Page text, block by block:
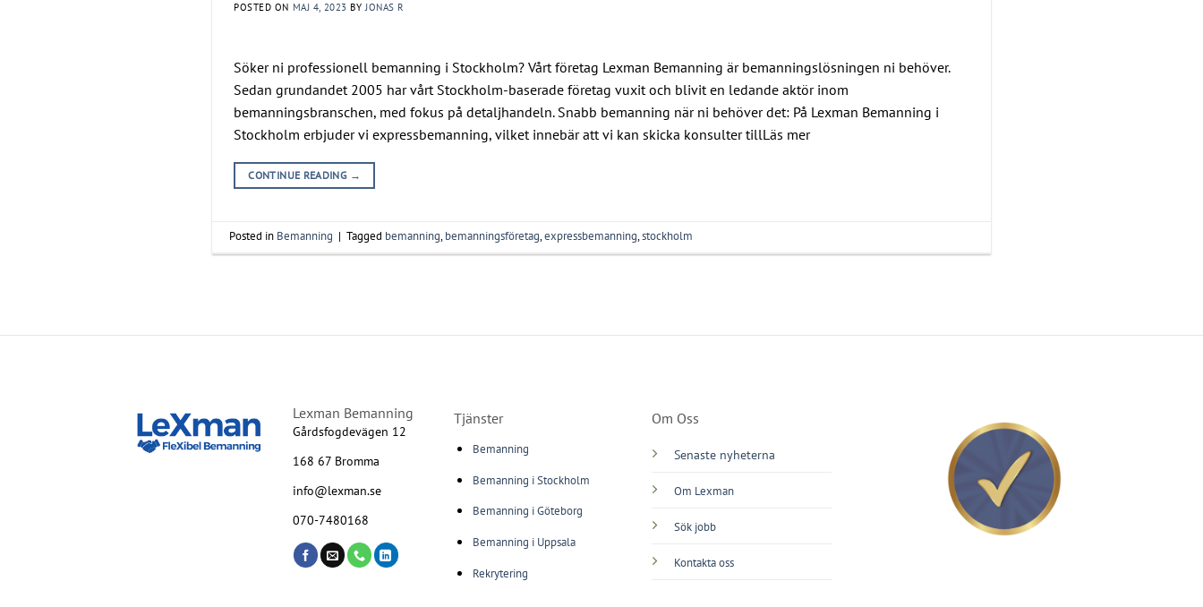
POSTED ON MAJ 4, 2023 BYJONAS R
Söker ni professionell bemanning i Stockholm? Vårt företag Lexman Bemanning är bemanningslösningen ni behöver.
Sedan grundandet 2005 har vårt Stockholm-baserade företag vuxit och blivit en ledande aktör inom
bemanningsbranschen, med fokus på detaljhandeln. Snabb bemanning när ni behöver det: På Lexman Bemanning i
Stockholm erbjuder vi expressbemanning, vilket innebär att vi kan skicka konsulter tillLäs mer
CONTINUE READING →
Posted in Bemanning | Tagged bemanning,bemanningsföretag,expressbemanning,stockholm
Lexman Bemanning
Gårdsfogdevägen 12
168 67 Bromma
info@lexman.se
070-7480168
Tjänster
Bemanning
Bemanning i Stockholm
Bemanning i Göteborg
Bemanning i Uppsala
Rekrytering
Om Oss
Senaste nyheterna
Om Lexman
Sök jobb
Kontakta oss